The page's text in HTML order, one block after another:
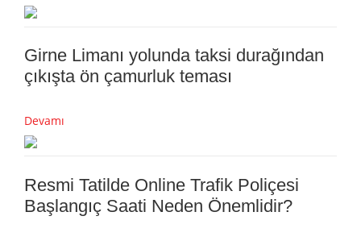
Girne Limanı yolunda taksi durağından
çıkışta ön çamurluk teması
Devamı
Resmi Tatilde Online Trafik Poliçesi
Başlangıç Saati Neden Önemlidir?